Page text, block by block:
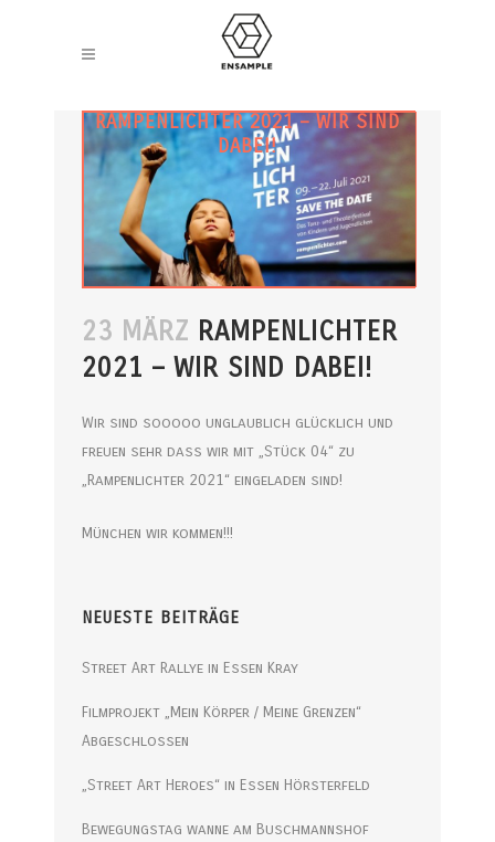
RAMPENLICHTER 2021 – WIR SIND
DABEI!
23 MÄRZ RAMPENLICHTER
2021 – WIR SIND DABEI!
Wir sind sooooo unglaublich glücklich und
freuen sehr dass wir mit „Stück 04“ zu
„Rampenlichter 2021“ eingeladen sind!
München wir kommen!!!
NEUESTE BEITRÄGE
Street Art Rallye in Essen Kray
Filmprojekt „Mein Körper / Meine Grenzen“
Abgeschlossen
„Street Art Heroes“ in Essen Hörsterfeld
Bewegungstag wanne am Buschmannshof